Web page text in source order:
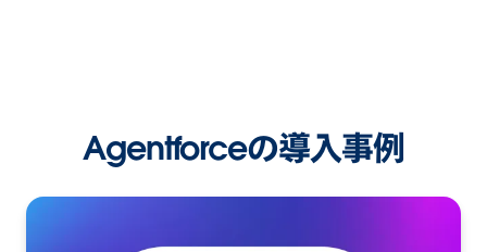
Agentforceの導入事例